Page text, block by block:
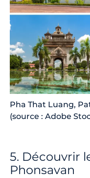
Pha That Luang,
(source : Adobe
5. Découvrir
Phonsavan